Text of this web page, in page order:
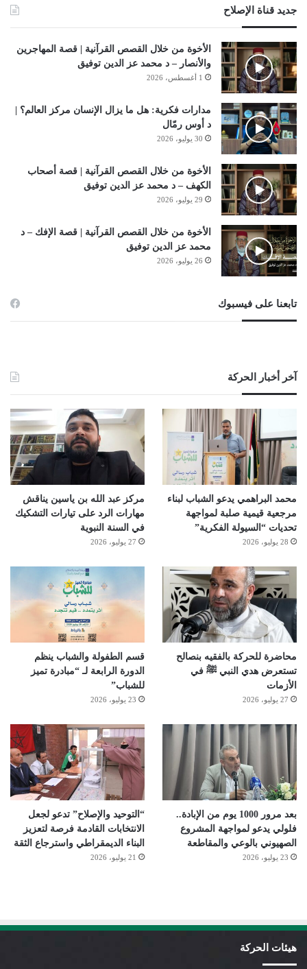
جديد قناة الإصلاح
الأخوة من خلال القصص القرآنية | قصة المهاجرين
والأنصار – د محمد عز الدين توفيق
1 أغسطس، 2026
مدارات فكرية: هل ما يزال الإنسان مركز العالم؟ |
د أوس رمّال
30 يوليو، 2026
الأخوة من خلال القصص القرآنية | قصة أصحاب
الكهف – د محمد عز الدين توفيق
29 يوليو، 2026
الأخوة من خلال القصص القرآنية | قصة الإفك – د
محمد عز الدين توفيق
26 يوليو، 2026
تابعنا على فيسبوك
آخر أخبار الحركة
محمد البراهمي يدعو الشباب لبناء
مرجعية قيمية صلبة لمواجهة
تحديات “السيولة الفكرية”
28 يوليو، 2026
مركز عبد الله بن ياسين يناقش
مهارات الرد على تيارات التشكيك
في السنة النبوية
27 يوليو، 2026
محاضرة للحركة بالفقيه بنصالح
تستعرض هدي النبي ﷺ في
الأزمات
27 يوليو، 2026
قسم الطفولة والشباب ينظم
الدورة الرابعة لـ “مبادرة تميز
للشباب”
23 يوليو، 2026
بعد مرور 1000 يوم من الإبادة..
فلولي يدعو لمواجهة المشروع
الصهيوني بالوعي والمقاطعة
23 يوليو، 2026
“التوحيد والإصلاح” تدعو لجعل
الانتخابات القادمة فرصة لتعزيز
البناء الديمقراطي واسترجاع الثقة
21 يوليو، 2026
هيئات الحركة